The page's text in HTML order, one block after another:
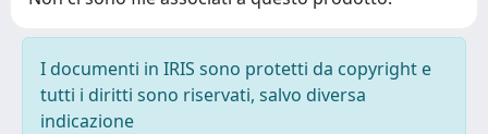
I documenti in IRIS sono protetti da copyright e
tutti i diritti sono riservati, salvo diversa
indicazione